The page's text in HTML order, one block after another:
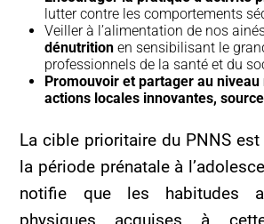
lutter contre les comportements
Veiller à l’alimentation de nos
dénutrition en sensibilisant le
professionnels de la santé et du
Promouvoir et partager au
actions locales innovantes,
La cible prioritaire du PNNS
la période prénatale à
notifie que les habitudes